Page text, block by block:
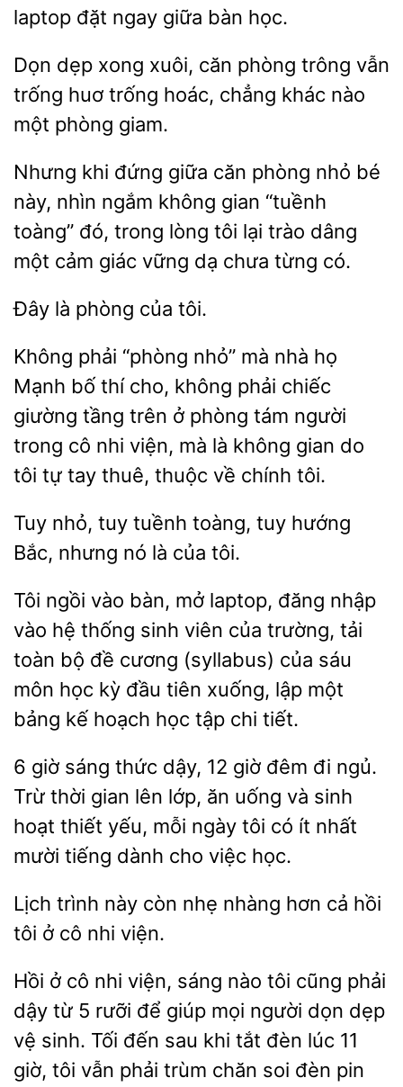
laptop đặt
giữa bàn học.
Dọn dẹp xuôi,
phòng trông vẫn
trống huơ
hoác, chẳng khác nào
một phòng giam.
Nhưng khi đứng giữa căn phòng nhỏ bé
này, nhìn ngắm không gian “tuềnh
toàng” đó, trong lòng tôi lại trào dâng
một
giác vững dạ chưa
phòng tôi.
Không phải “phòng nhỏ” mà nhà
Mạnh bố thí cho, không phải chiếc
giường tầng trên ở phòng tám người
trong cô nhi
mà là không
do
tôi tự tay thuê, thuộc về chính tôi.
Tuy nhỏ,
tuềnh toàng, tuy hướng
nhưng nó
của tôi.
Tôi ngồi vào bàn, mở laptop, đăng nhập
vào hệ thống sinh viên của trường, tải
toàn bộ đề cương (syllabus) của sáu
môn học
xuống, lập một
bảng kế hoạch học tập chi tiết.
6 giờ sáng thức dậy, 12 giờ đêm đi ngủ.
Trừ thời gian lên lớp, ăn uống
hoạt thiết yếu, mỗi ngày tôi có ít nhất
mười tiếng dành
việc học.
Lịch trình
còn nhẹ nhàng hơn cả hồi
cô nhi viện.
Hồi ở cô nhi viện, sáng nào tôi cũng phải
dậy
5 rưỡi để giúp mọi người dọn dẹp
vệ sinh. Tối
sau khi tắt đèn lúc 11
tôi vẫn phải trùm chăn soi đèn pin